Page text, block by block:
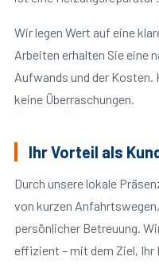
Wir legen Wert auf eine
Arbeiten erhalten Sie eine
Aufwands und der Kosten.
keine Überraschungen.
Ihr Vorteil als
Durch unsere lokale
von kurzen
persönlicher Betreuung.
effizient – mit dem Ziel, Ihr